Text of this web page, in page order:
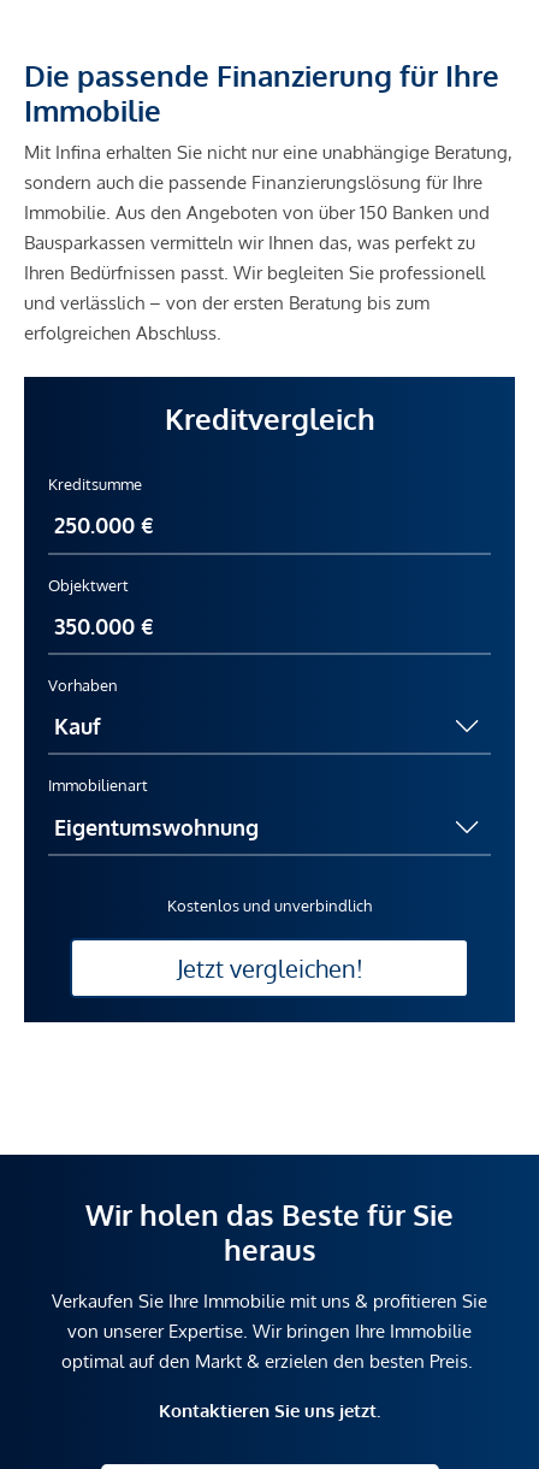
Die passende Finanzierung für Ihre
Immobilie
Mit Infina erhalten Sie nicht nur eine unabhängige Beratung,
sondern auch die passende Finanzierungslösung für Ihre
Immobilie. Aus den Angeboten von über 150 Banken und
Bausparkassen vermitteln wir Ihnen das, was perfekt zu
Ihren Bedürfnissen passt. Wir begleiten Sie professionell
und verlässlich – von der ersten Beratung bis zum
erfolgreichen Abschluss.
Kreditvergleich
Kreditsumme
Objektwert
Vorhaben
Immobilienart
Kostenlos und unverbindlich
Jetzt vergleichen!
Wir holen das Beste für Sie
heraus
Verkaufen Sie Ihre Immobilie mit uns & profitieren Sie
von unserer Expertise. Wir bringen Ihre Immobilie
optimal auf den Markt & erzielen den besten Preis.
Kontaktieren Sie uns jetzt.